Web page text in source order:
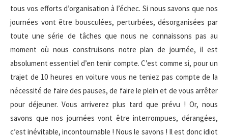
tous vos efforts d’organisation à l’échec. Si nous savons que nos
journées vont être bousculées, perturbées, désorganisées par
toute une série de tâches que nous ne connaissons pas au
moment où nous construisons notre plan de journée, il est
absolument essentiel d’en tenir compte. C’est comme si, pour un
trajet de 10 heures en voiture vous ne teniez pas compte de la
nécessité de faire des pauses, de faire le plein et de vous arrêter
pour déjeuner. Vous arriverez plus tard que prévu ! Or, nous
savons que nos journées vont être interrompues, dérangées,
c’est inévitable, incontournable ! Nous le savons ! Il est donc idiot